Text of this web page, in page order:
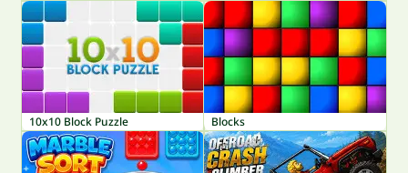
10x10 Block Puzzle Blocks